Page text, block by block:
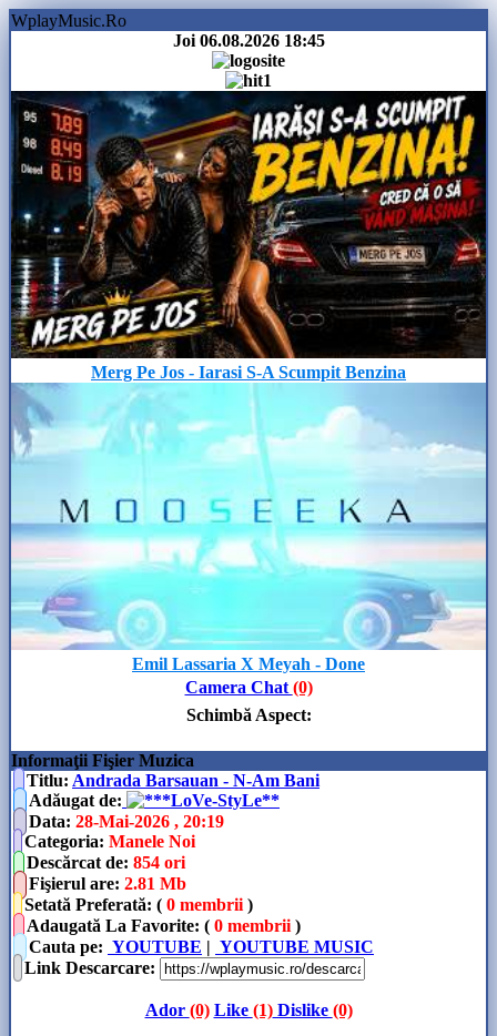
WplayMusic.Ro
Joi 06.08.2026 18:45
Merg Pe Jos - Iarasi S-A Scumpit Benzina
Emil Lassaria X Meyah - Done
Camera Chat (0)
Schimbă Aspect:
Informaţii Fişier Muzica
Titlu: Andrada Barsauan - N-Am Bani
Adăugat de:
**LoVe-StyLe**
Data: 28-Mai-2026 , 20:19
Categoria: Manele Noi
Descărcat de: 854 ori
Fişierul are: 2.81 Mb
Setată Preferată: ( 0 membrii )
Adaugată La Favorite: ( 0 membrii )
Cauta pe: YOUTUBE | YOUTUBE MUSIC
Link Descarcare:
Ador (0) Like (1)Dislike (0)